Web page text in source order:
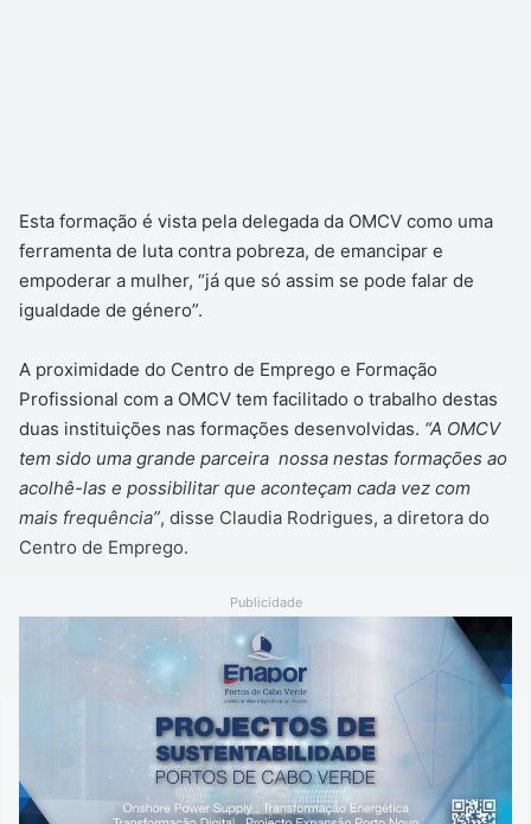
Esta formação é vista pela delegada da OMCV como uma
ferramenta de luta contra pobreza, de emancipar e
empoderar a mulher, “já que só assim se pode falar de
igualdade de género”.
A proximidade do Centro de Emprego e Formação
Profissional com a OMCV tem facilitado o trabalho destas
duas instituições nas formações desenvolvidas. “A OMCV
tem sido uma grande parceira nossa nestas formações ao
acolhê-las e possibilitar que aconteçam cada vez com
mais frequência”, disse Claudia Rodrigues, a diretora do
Centro de Emprego.
Publicidade